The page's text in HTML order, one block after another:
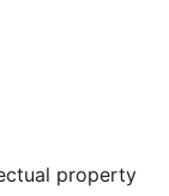
property